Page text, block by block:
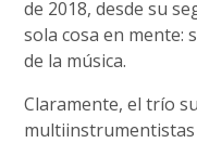
de 2018, desde su
sola cosa en mente:
de la música.
Claramente, el trío
multiinstrumentistas